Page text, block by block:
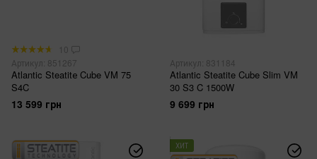
10
Артикул: 851267
Atlantic Steatitе Cube VM 75
S4C
13 599 грн
Артикул: 831184
Atlantic Steatite Cube Slim VM
30 S3 C 1500W
9 699 грн
ХИТ